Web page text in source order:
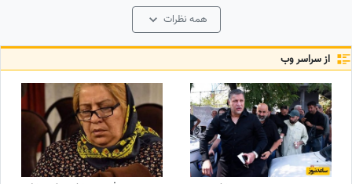
همه نظرات
از سراسر وب